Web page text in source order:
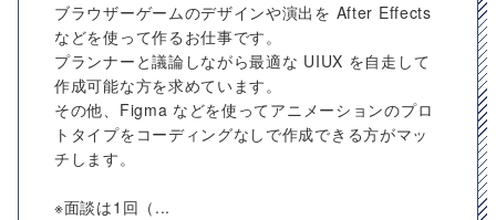
ブラウザーゲームのデザインや演出を After Effects
などを使って作るお仕事です。
プランナーと議論しながら最適な UIUX を自走して
作成可能な方を求めています。
その他、Figma などを使ってアニメーションのプロ
トタイプをコーディングなしで作成できる方がマッ
チします。
※面談は1回（...